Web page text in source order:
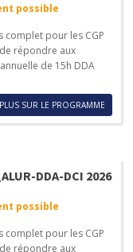
possible
complet pour les CGP
répondre aux
de 15h DDA
SUR LE PROGRAMME
DDA-DCI 2026
possible
complet pour les CGP
répondre aux